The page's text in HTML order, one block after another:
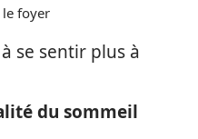
le foyer
se sentir plus à
du sommeil